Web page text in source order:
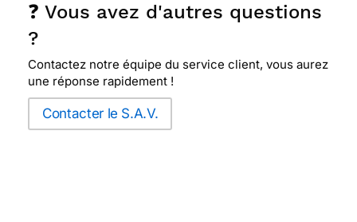
❓ Vous avez d'autres questions
?
Contactez notre équipe du service client, vous aurez
une réponse rapidement !
Contacter le S.A.V.